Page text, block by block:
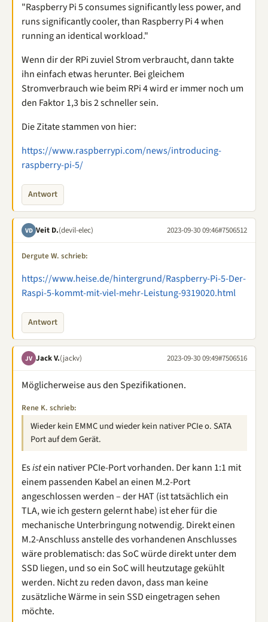
"Raspberry Pi 5 consumes significantly less power, and
runs significantly cooler, than Raspberry Pi 4 when
running an identical workload."
Wenn dir der RPi zuviel Strom verbraucht, dann takte
ihn einfach etwas herunter. Bei gleichem
Stromverbrauch wie beim RPi 4 wird er immer noch um
den Faktor 1,3 bis 2 schneller sein.
Die Zitate stammen von hier:
https://www.raspberrypi.com/news/introducing-
raspberry-pi-5/
Antwort
VD Veit D.(devil-elec) 2023-09-30 09:46#7506512
Dergute W. schrieb:
https://www.heise.de/hintergrund/Raspberry-Pi-5-Der-
Raspi-5-kommt-mit-viel-mehr-Leistung-9319020.html
Antwort
JV Jack V.(jackv) 2023-09-30 09:49#7506516
Möglicherweise aus den Spezifikationen.
Rene K. schrieb:
Wieder kein EMMC und wieder kein nativer PCIe o. SATA
Port auf dem Gerät.
Esistein nativer PCIe-Port vorhanden. Der kann 1:1 mit
einem passenden Kabel an einen M.2-Port
angeschlossen werden – der HAT (ist tatsächlich ein
TLA, wie ich gestern gelernt habe) ist eher für die
mechanische Unterbringung notwendig. Direkt einen
M.2-Anschluss anstelle des vorhandenen Anschlusses
wäre problematisch: das SoC würde direkt unter dem
SSD liegen, und so ein SoC will heutzutage gekühlt
werden. Nicht zu reden davon, dass man keine
zusätzliche Wärme in sein SSD eingetragen sehen
möchte.